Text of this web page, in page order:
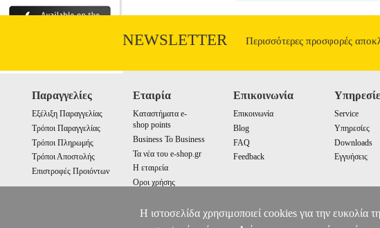
NEWSLETTER Περισσότερες προσφορές
Παραγγελίες
Εξέλιξη Παραγγελίας
Τρόποι Παραγγελίας
Τρόποι Πληρωμής
Τρόποι Αποστολής
Επιστροφές Προιόντων
Εταιρία
Καταστήματα e-
shop points
Business To Business
Τα νέα του e-shop.gr
Η εταιρεία
Οροι χρήσης
Επικοινωνία
Επικοινωνία
Blog
FAQ
Feedback
Service
Υπηρεσίες
Downloads
Εγγυήσεις
Η ιστοσελίδα χρησιμοποιεί cookies για την ευκολία